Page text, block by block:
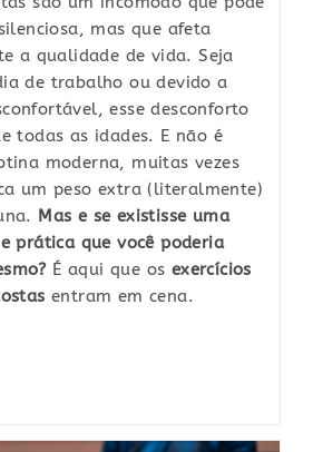
mas que afeta
a qualidade de vida. Seja
de trabalho ou devido a
esse desconforto
todas as idades. E não é
moderna, muitas vezes
um peso extra (literalmente)
Mas e se existisse uma
prática que você poderia
É aqui que os exercícios
entram em cena.